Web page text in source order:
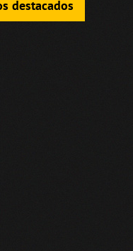
destacados